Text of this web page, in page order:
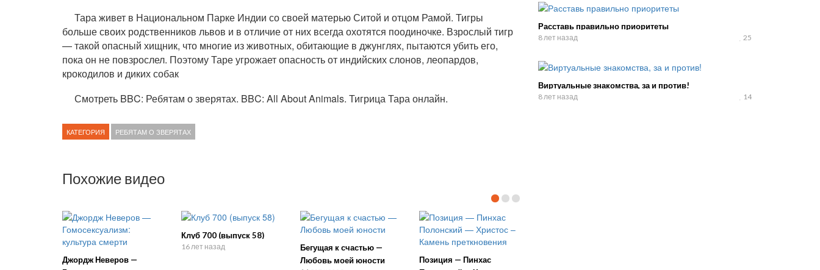
Тара живет в Национальном Парке Индии со своей матерью Ситой и отцом Рамой. Тигры
больше своих родственников львов и в отличие от них всегда охотятся поодиночке. Взрослый тигр
— такой опасный хищник, что многие из животных, обитающие в джунглях, пытаются убить его,
пока он не повзрослел. Поэтому Таре угрожает опасность от индийских слонов, леопардов,
крокодилов и диких собак
Смотреть BBC: Ребятам о зверятах. BBC: All About Animals. Тигрица Тара онлайн.
КАТЕГОРИЯ РЕБЯТАМ О ЗВЕРЯТАХ
Похожие видео
Джордж Неверов —
Клуб 700 (выпуск 58)
16 лет назад
Бегущая к счастью —
Любовь моей юности
Позиция — Пинхас
Расставь правильно приоритеты
8 лет назад 25
Виртуальные знакомства, за и против!
8 лет назад 14